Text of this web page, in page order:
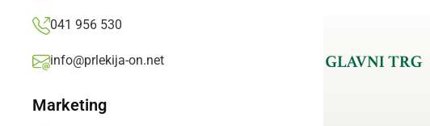
041 956 530
info@prlekija-on.net
Marketing